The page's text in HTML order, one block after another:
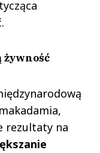
rezultaty na